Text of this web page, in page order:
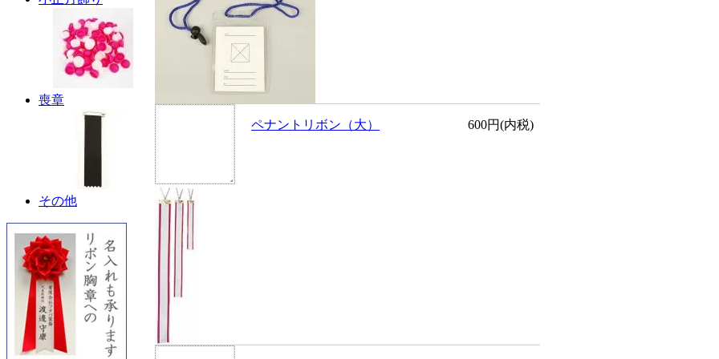
喪章
その他
ペナントリボン（大） 600円(内税)